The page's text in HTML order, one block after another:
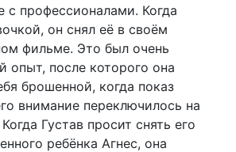
с профессионалами. Когда
он снял её в своём
фильме. Это был очень
опыт, после которого она
брошенной, когда показ
внимание переключилось на
Густав просит снять его
ребёнка Агнес, она